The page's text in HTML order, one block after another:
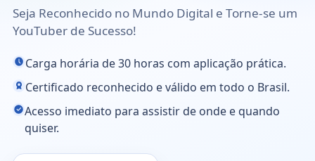
Seja Reconhecido no Mundo Digital e Torne-se um
YouTuber de Sucesso!
Carga horária de 30 horas com aplicação prática.
Certificado reconhecido e válido em todo o Brasil.
Acesso imediato para assistir de onde e quando
quiser.